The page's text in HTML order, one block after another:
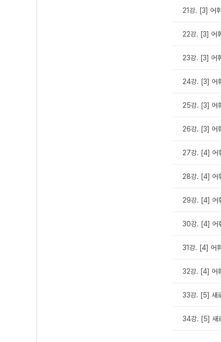
21강. [3] 어
22강. [3] 어
23강. [3] 어
24강. [3] 어
25강. [3] 어
26강. [3] 어
27강. [4] 어
28강. [4] 어
29강. [4] 어
30강. [4] 어
31강. [4] 어
32강. [4] 어
33강. [5] 새
34강. [5] 새